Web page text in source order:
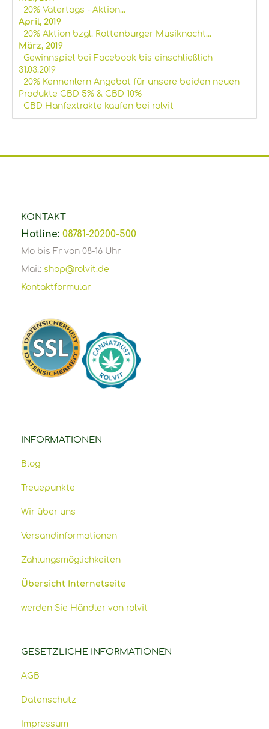
20% Vatertags - Aktion...
April, 2019
20% Aktion bzgl. Rottenburger Musiknacht...
März, 2019
Gewinnspiel bei Facebook bis einschließlich
31.03.2019
20% Kennenlern Angebot für unsere beiden neuen
Produkte CBD 5% & CBD 10%
CBD Hanfextrakte kaufen bei rolvit
KONTAKT
Hotline: 08781-20200-500
Mo bis Fr von 08-16 Uhr
Mail: shop@rolvit.de
Kontaktformular
INFORMATIONEN
Blog
Treuepunkte
Wir über uns
Versandinformationen
Zahlungsmöglichkeiten
Übersicht Internetseite
werden Sie Händler von rolvit
GESETZLICHE INFORMATIONEN
AGB
Datenschutz
Impressum